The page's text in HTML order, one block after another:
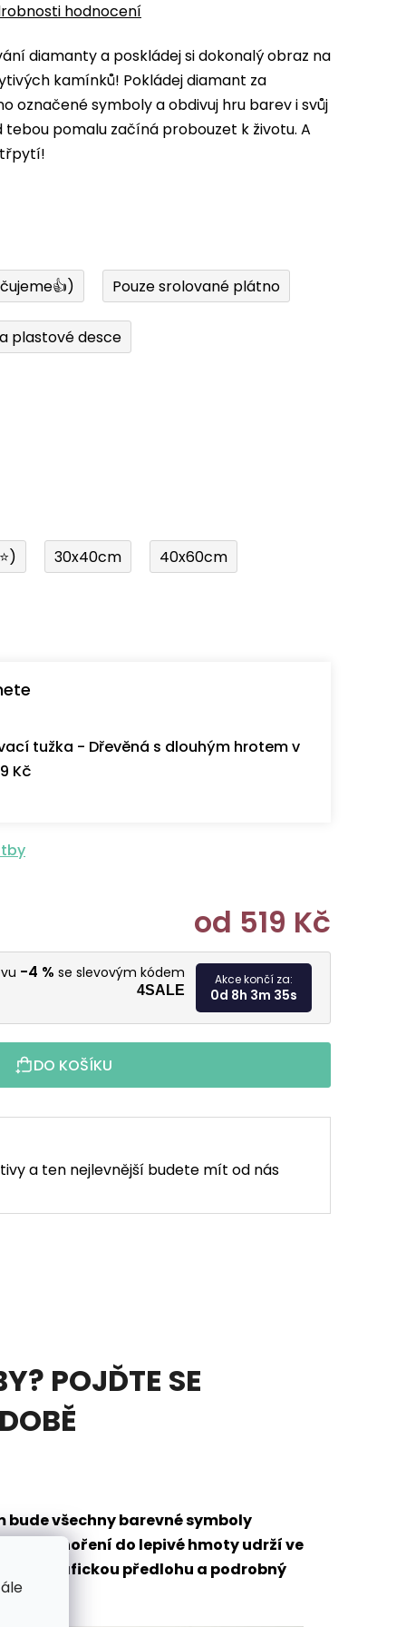
hodnocení
diamanty a poskládej si dokonalý obraz na
kamínků! Pokládej diamant za
označené symboly a obdivuj hru barev i svůj
pomalu začíná probouzet k životu. A
Pouze srolované plátno
plastové desce
30x40cm 40x60cm
tužka - Dřevěná s dlouhým hrotem v
Kč
od 519 Kč
Měrná
-4 % se slevovým kódem
4SALE
Akce končí za:
0d 8h 3m 33s
DO KOŠÍKU
a ten nejlevnější budete mít od nás
POJĎTE SE
všechny barevné symboly
po ponoření do lepivé hmoty udrží ve
grafickou předlohu a podrobný